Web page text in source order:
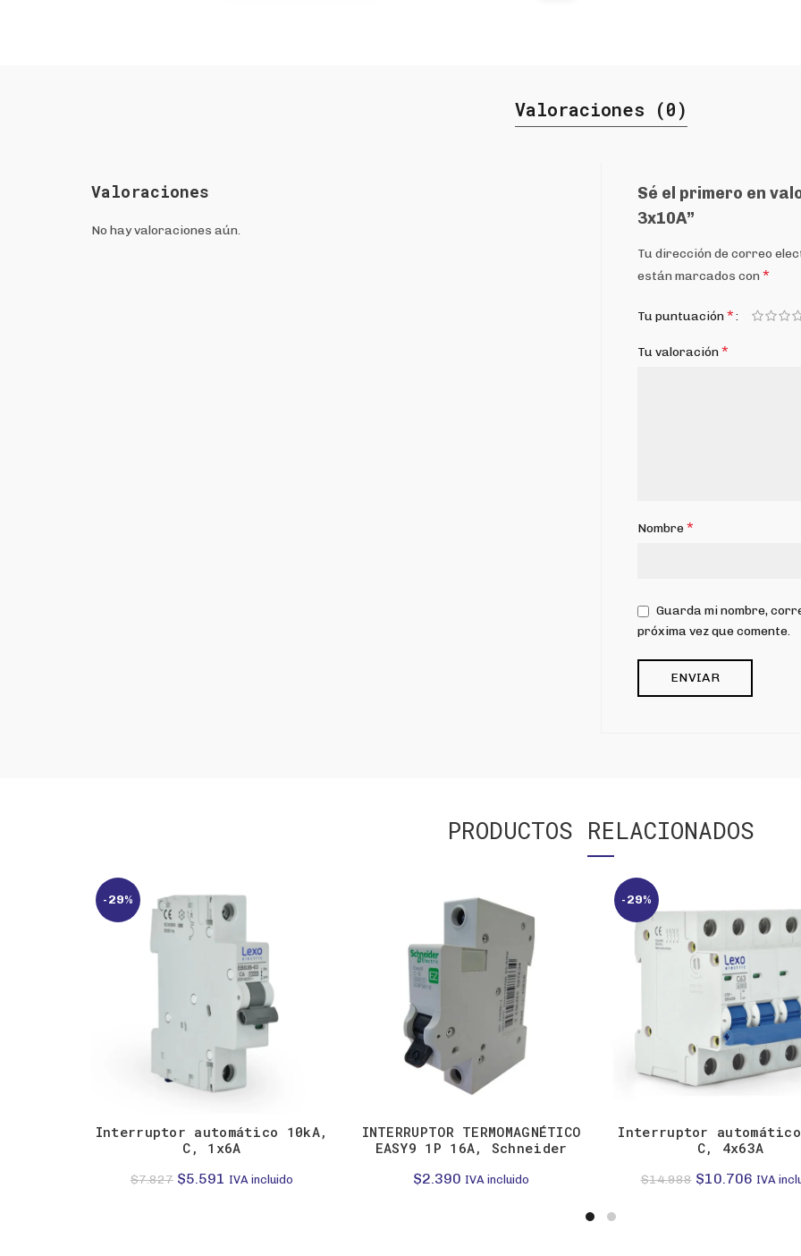
Valoraciones (0)
Valoraciones
No hay valoraciones aún.
Sé el primero en
3x10A”
Tu dirección de correo
están marcados con *
Tu puntuación*
Tu valoración*
Nombre*
Guarda mi nombre,
próxima vez que comente.
PRODUCTOS RELACIONADOS
-29%
Interruptor automático 10kA,
C, 1x6A
$7.827 El
$5.591 El
IVA incluido
INTERRUPTOR TERMOMAGNÉTICO
EASY9 1P 16A, Schneider
$2.390 IVA incluido
-29%
Interruptor automático
C, 4x63A
$14.988 El
$10.706ElIVA